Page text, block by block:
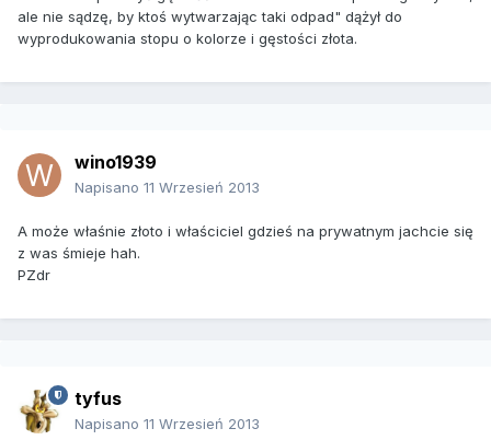
ale nie sądzę, by ktoś wytwarzając taki odpad" dążył do
wyprodukowania stopu o kolorze i gęstości złota.
wino1939
Napisano 11 Wrzesień 2013
A może właśnie złoto i właściciel gdzieś na prywatnym jachcie się
z was śmieje hah.
PZdr
tyfus
Napisano 11 Wrzesień 2013